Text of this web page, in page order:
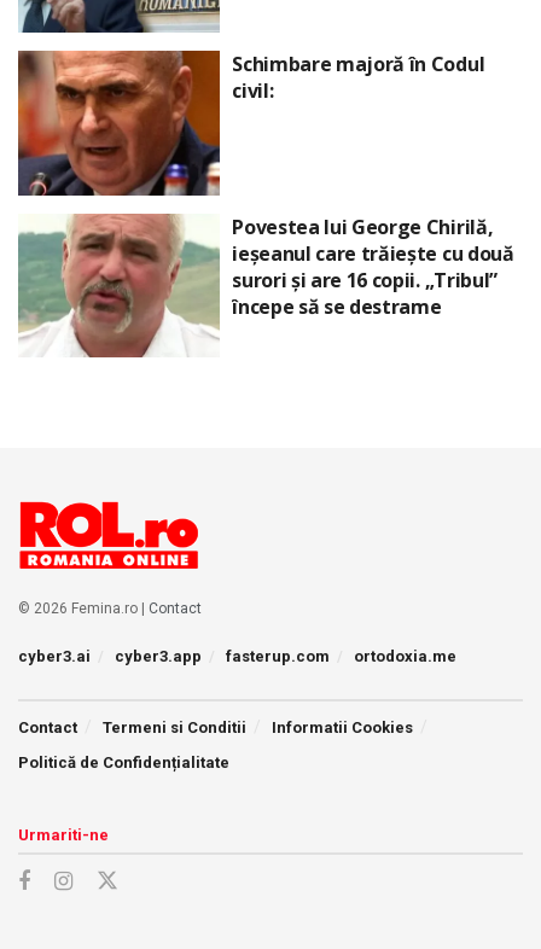
Schimbare majoră în Codul
civil:
Povestea lui George Chirilă,
ieșeanul care trăiește cu două
surori și are 16 copii. „Tribul”
începe să se destrame
© 2026 Femina.ro | Contact
cyber3.ai cyber3.app fasterup.com ortodoxia.me
Contact Termeni si Conditii
Informatii Cookies
Politică de Confidențialitate
Urmariti-ne